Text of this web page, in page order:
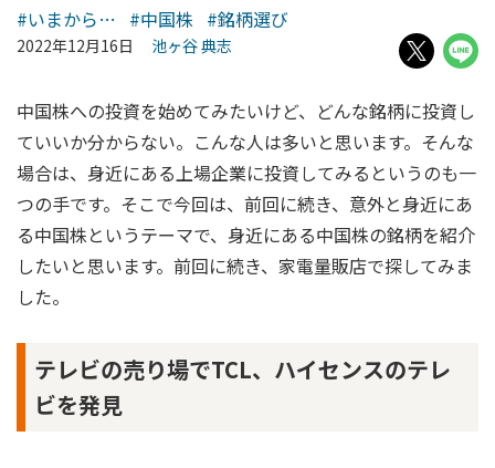
#いまから… #中国株 #銘柄選び
2022年12月16日 池ヶ谷 典志
中国株への投資を始めてみたいけど、どんな銘柄に投資し
ていいか分からない。こんな人は多いと思います。そんな
場合は、身近にある上場企業に投資してみるというのも一
つの手です。そこで今回は、前回に続き、意外と身近にあ
る中国株というテーマで、身近にある中国株の銘柄を紹介
したいと思います。前回に続き、家電量販店で探してみま
した。
テレビの売り場でTCL、ハイセンスのテレ
ビを発見